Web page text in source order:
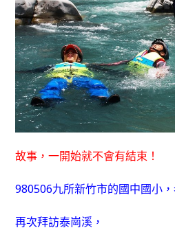
故事，一開始就不會有結束！
980506九所新竹市的國中國小
再次拜訪泰崗溪，